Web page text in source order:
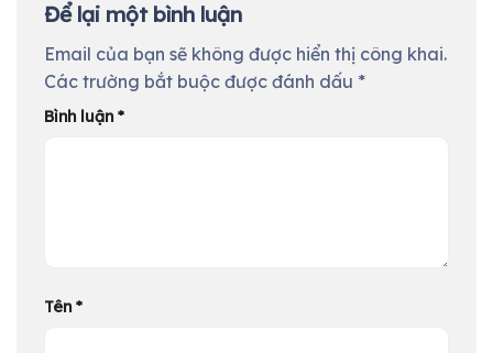
Để lại một bình luận
Email của bạn sẽ không được hiển thị công khai.
Các trường bắt buộc được đánh dấu *
Bình luận *
Tên *